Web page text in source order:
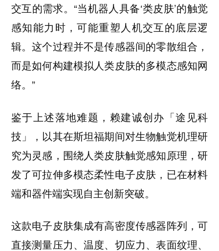
交互的需求。“当机器人具备‘类皮肤’的触觉
感知能力时，可能重塑人机交互的底层逻
辑。这个过程并不是传感器间的零散组合，
而是如何构建模拟人类皮肤的多模态感知网
络。”
鉴于上述落地难题，赖建诚创办「途见科
技」，以其在斯坦福期间对生物触觉机理研
究为灵感，围绕人类皮肤触觉感知原理，研
发了可拉伸多模态柔性电子皮肤，已在材料
端和器件端实现自主创新突破。
这款电子皮肤集成有高密度传感器阵列，可
直接测量压力、温度、切应力、表面纹理、